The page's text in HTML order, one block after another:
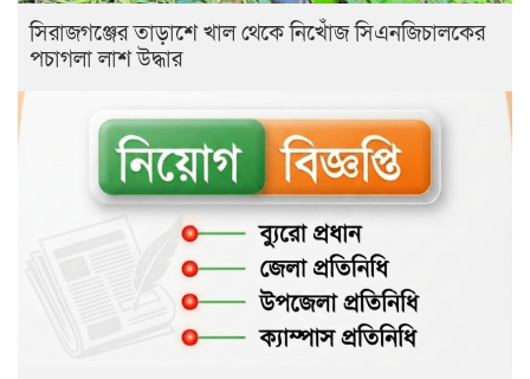
সিরাজগঞ্জের তাড়াশে খাল থেকে নিখোঁজ সিএনজিচালকের
পচাগলা লাশ উদ্ধার